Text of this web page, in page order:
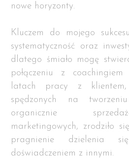
nowe horyzonty.
Kluczem do mojego
systematyczność oraz
dlatego śmiało mogę
połączeniu z
latach pracy z klientem,
spędzonych na
organicznie
marketingowych, zrodziło
pragnienie dzielenia
doświadczeniem z innymi.